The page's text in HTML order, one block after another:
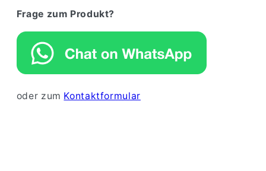
Frage zum Produkt?
oder zum Kontaktformular